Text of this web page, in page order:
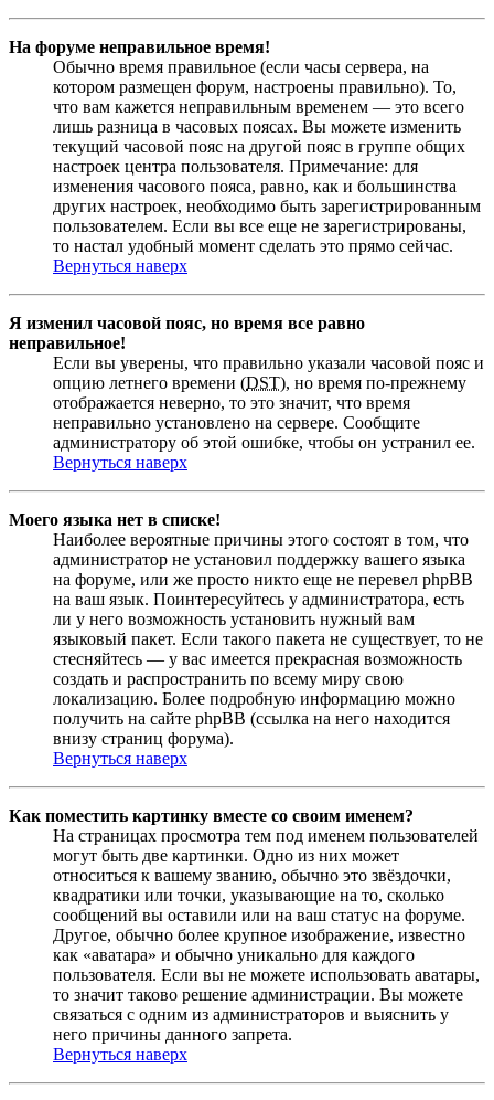
На форуме неправильное время!
Обычно время правильное (если часы сервера, на
котором размещен форум, настроены правильно). То,
что вам кажется неправильным временем — это всего
лишь разница в часовых поясах. Вы можете изменить
текущий часовой пояс на другой пояс в группе общих
настроек центра пользователя. Примечание: для
изменения часового пояса, равно, как и большинства
других настроек, необходимо быть зарегистрированным
пользователем. Если вы все еще не зарегистрированы,
то настал удобный момент сделать это прямо сейчас.
Вернуться наверх
Я изменил часовой пояс, но время все равно
неправильное!
Если вы уверены, что правильно указали часовой пояс и
опцию летнего времени (DST), но время по-прежнему
отображается неверно, то это значит, что время
неправильно установлено на сервере. Сообщите
администратору об этой ошибке, чтобы он устранил ее.
Вернуться наверх
Моего языка нет в списке!
Наиболее вероятные причины этого состоят в том, что
администратор не установил поддержку вашего языка
на форуме, или же просто никто еще не перевел phpBB
на ваш язык. Поинтересуйтесь у администратора, есть
ли у него возможность установить нужный вам
языковый пакет. Если такого пакета не существует, то не
стесняйтесь — у вас имеется прекрасная возможность
создать и распространить по всему миру свою
локализацию. Более подробную информацию можно
получить на сайте phpBB (ссылка на него находится
внизу страниц форума).
Вернуться наверх
Как поместить картинку вместе со своим именем?
На страницах просмотра тем под именем пользователей
могут быть две картинки. Одно из них может
относиться к вашему званию, обычно это звёздочки,
квадратики или точки, указывающие на то, сколько
сообщений вы оставили или на ваш статус на форуме.
Другое, обычно более крупное изображение, известно
как «аватара» и обычно уникально для каждого
пользователя. Если вы не можете использовать аватары,
то значит таково решение администрации. Вы можете
связаться с одним из администраторов и выяснить у
него причины данного запрета.
Вернуться наверх